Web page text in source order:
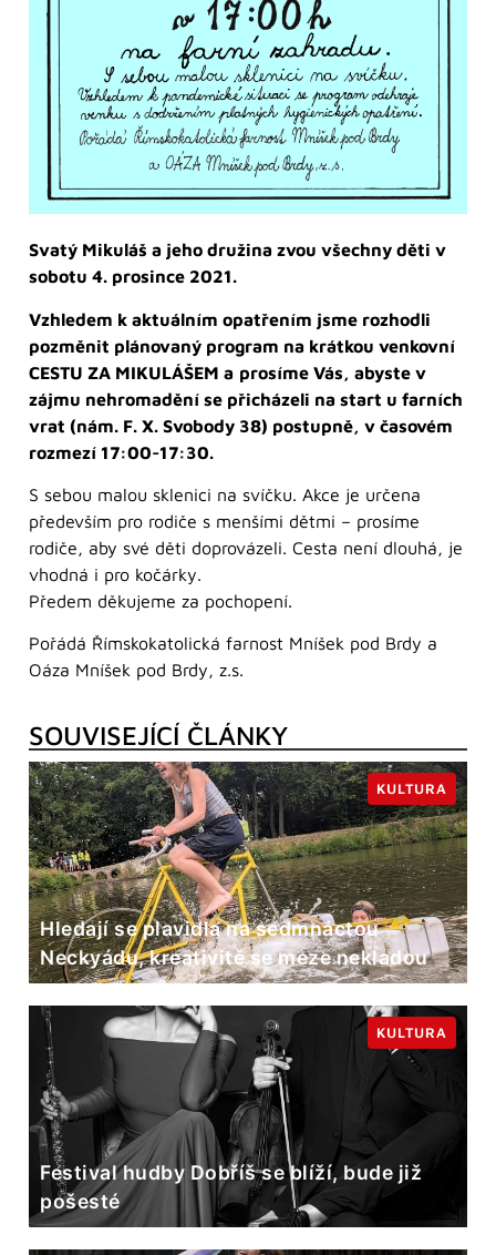
Svatý Mikuláš a jeho družina zvou všechny děti v
sobotu 4. prosince 2021.
Vzhledem k aktuálním opatřením jsme rozhodli
pozměnit plánovaný program na krátkou venkovní
CESTU ZA MIKULÁŠEM a prosíme Vás, abyste v
zájmu nehromadění se přicházeli na start u farních
vrat (nám. F. X. Svobody 38) postupně, v časovém
rozmezí 17:00-17:30.
S sebou malou sklenici na svíčku. Akce je určena
především pro rodiče s menšími dětmi – prosíme
rodiče, aby své děti doprovázeli. Cesta není dlouhá, je
vhodná i pro kočárky.
Předem děkujeme za pochopení.
Pořádá Římskokatolická farnost Mníšek pod Brdy a
Oáza Mníšek pod Brdy, z.s.
SOUVISEJÍCÍ ČLÁNKY
Hledají se plavidla na sedmnáctou
Neckyádu, kreativitě se meze nekladou
KULTURA
Festival hudby Dobříš se blíží, bude již
pošesté
KULTURA